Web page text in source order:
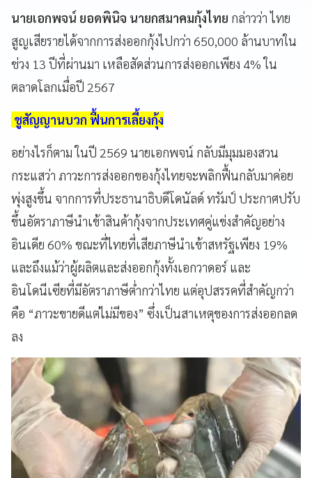
นายเอกพจน์ ยอดพินิจ นายกสมาคมกุ้งไทย กล่าวว่า ไทย
สูญเสียรายได้จากการส่งออกกุ้งไปกว่า 650,000 ล้านบาทใน
ช่วง 13 ปีที่ผ่านมา เหลือสัดส่วนการส่งออกเพียง 4% ใน
ตลาดโลกเมื่อปี 2567
ชูสัญญานบวก ฟื้นการเลี้ยงกุ้ง
อย่างไรก็ตาม ในปี 2569 นายเอกพจน์ กลับมีมุมมองสวน
กระแสว่า ภาวะการส่งออกของกุ้งไทยจะพลิกฟื้นกลับมาค่อย
พุ่งสูงขึ้น จากการที่ประธานาธิบดีโดนัลด์ ทรัมป์ ประกาศปรับ
ขึ้นอัตราภาษีนำเข้าสินค้ากุ้งจากประเทศคู่แข่งสำคัญอย่าง
อินเดีย 60% ขณะที่ไทยที่เสียภาษีนำเข้าสหรัฐเพียง 19%
และถึงแม้ว่าผู้ผลิตและส่งออกกุ้งทั้งเอกวาดอร์ และ
อินโดนีเซียที่มีอัตราภาษีต่ำกว่าไทย แต่อุปสรรคที่สำคัญกว่า
คือ “ภาวะขายดีแต่ไม่มีของ” ซึ่งเป็นสาเหตุของการส่งออกลด
ลง